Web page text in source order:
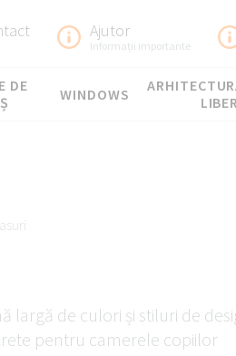
Ajutor
Informații importante
DE
WINDOWS
LIBER
largă de culori și stiluri de
pentru camerele copiilor